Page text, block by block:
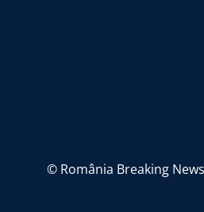
© România Breaking